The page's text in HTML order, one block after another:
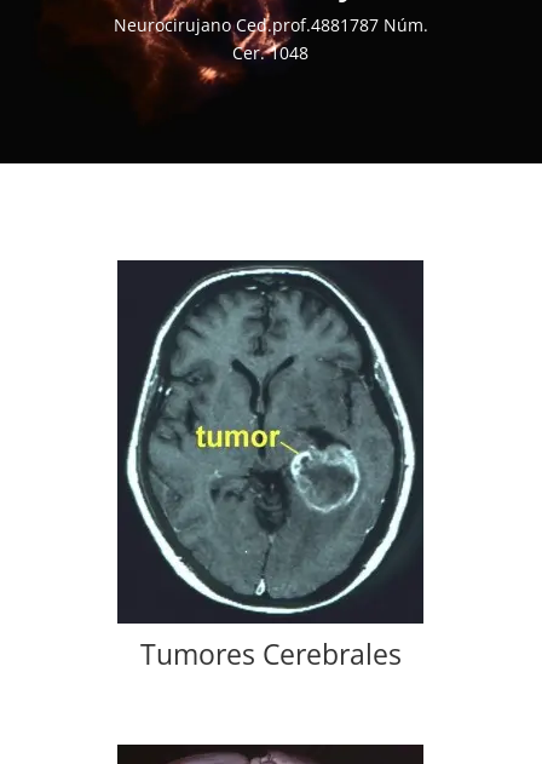
Neurocirujano Ced.prof.4881787 Núm.
Cer. 1048
Tumores Cerebrales